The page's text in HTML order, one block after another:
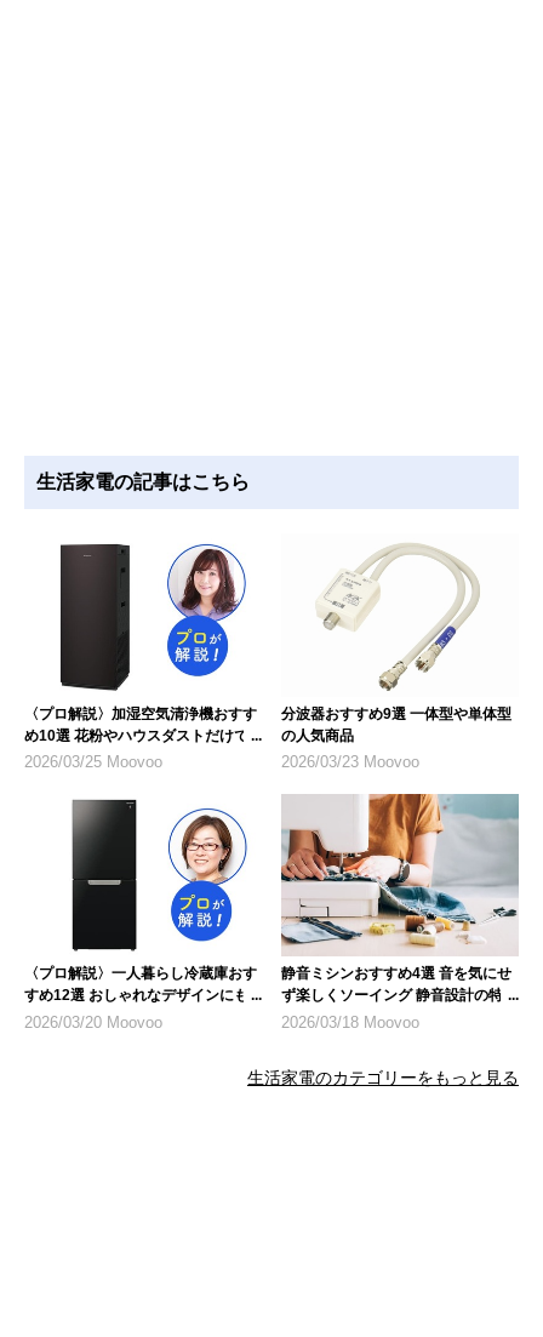
生活家電の記事はこちら
〈プロ解説〉加湿空気清浄機おすす
め10選 花粉やハウスダストだけで
なく乾燥対策にも
2026/03/25 Moovoo
分波器おすすめ9選 一体型や単体型
の人気商品
2026/03/23 Moovoo
〈プロ解説〉一人暮らし冷蔵庫おす
すめ12選 おしゃれなデザインにも
注目
2026/03/20 Moovoo
静音ミシンおすすめ4選 音を気にせ
ず楽しくソーイング 静音設計の特徴
も紹介
2026/03/18 Moovoo
生活家電のカテゴリーをもっと見る